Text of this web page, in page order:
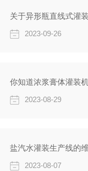
关于异形瓶直线式灌
2023-09-26
你知道浓浆膏体灌装
2023-08-29
盐汽水灌装生产线的
2023-08-07